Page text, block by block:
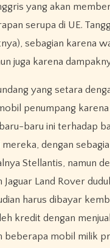
yang akan
serupa di UE.
sebagian karena
juga karena
yang setara
penumpang
baru ini terhadap
dengan
Stellantis, namun
Land Rover
harus dibayar
kredit dengan
mobil milik